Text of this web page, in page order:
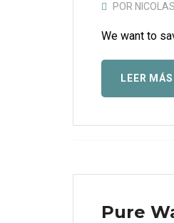
POR
We want to
LEER MÁS
Pure